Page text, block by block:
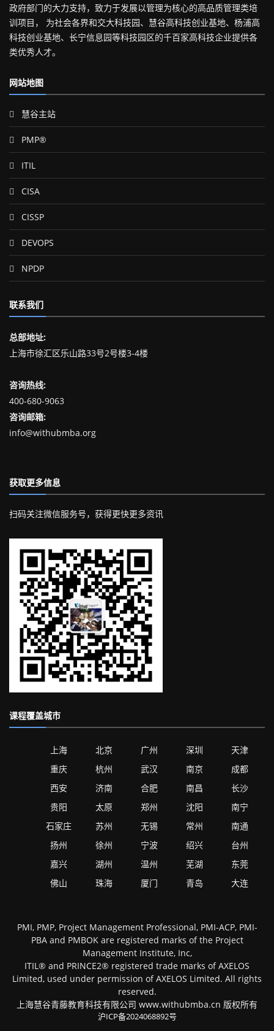
政府部门的大力支持，致力于发展以管理为核心的高品质管理类培
训项目， 为社会各界和交大科技园、慧谷高科技创业基地、杨浦高
科技创业基地、长宁信息园等科技园区的千百家高科技企业提供各
类优秀人才。
网站地图
慧谷主站
PMP®
ITIL
CISA
CISSP
DEVOPS
NPDP
联系我们
总部地址:
上海市徐汇区乐山路33号2号楼3-4楼
咨询热线:
400-680-9063
咨询邮箱:
info@withubmba.org
获取更多信息
扫码关注微信服务号，获得更快更多资讯
课程覆盖城市
上海 北京 广州 深圳
天津
重庆
杭州 武汉 南京
成都
西安
济南 合肥 南昌
长沙
贵阳
太原 郑州 沈阳
南宁
石家庄
苏州 无锡 常州
南通
扬州
徐州 宁波 绍兴
台州
嘉兴
湖州 温州 芜湖
东莞
佛山
珠海 厦门 青岛 大连
PMI, PMP, Project Management Professional, PMI-ACP, PMI-
PBA and PMBOK are registered marks of the Project
Management Institute, Inc,
ITIL® and PRINCE2® registered trade marks of AXELOS
Limited, used under permission of AXELOS Limited. All rights
reserved.
上海慧谷青藤教育科技有限公司 www.withubmba.cn 版权所有
沪ICP备2024068892号